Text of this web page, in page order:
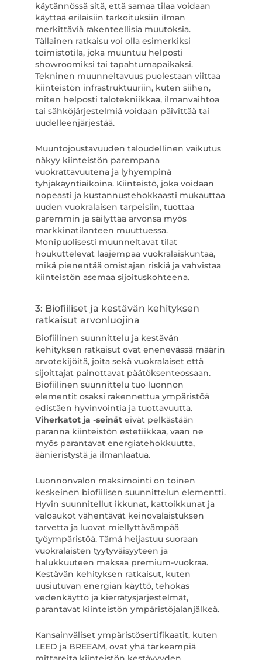
käytännössä sitä, että samaa tilaa voidaan
käyttää erilaisiin tarkoituksiin ilman
merkittäviä rakenteellisia muutoksia.
Tällainen ratkaisu voi olla esimerkiksi
toimistotila, joka muuntuu helposti
showroomiksi tai tapahtumapaikaksi.
Tekninen muunneltavuus puolestaan viittaa
kiinteistön infrastruktuuriin, kuten siihen,
miten helposti talotekniikkaa, ilmanvaihtoa
tai sähköjärjestelmiä voidaan päivittää tai
uudelleenjärjestää.
Muuntojoustavuuden taloudellinen vaikutus
näkyy kiinteistön parempana
vuokrattavuutena ja lyhyempinä
tyhjäkäyntiaikoina. Kiinteistö, joka voidaan
nopeasti ja kustannustehokkaasti mukauttaa
uuden vuokralaisen tarpeisiin, tuottaa
paremmin ja säilyttää arvonsa myös
markkinatilanteen muuttuessa.
Monipuolisesti muunneltavat tilat
houkuttelevat laajempaa vuokralaiskuntaa,
mikä pienentää omistajan riskiä ja vahvistaa
kiinteistön asemaa sijoituskohteena.
3: Biofiiliset ja kestävän kehityksen
ratkaisut arvonluojina
Biofiilinen suunnittelu ja kestävän
kehityksen ratkaisut ovat enenevässä määrin
arvotekijöitä, joita sekä vuokralaiset että
sijoittajat painottavat päätöksenteossaan.
Biofiilinen suunnittelu tuo luonnon
elementit osaksi rakennettua ympäristöä
edistäen hyvinvointia ja tuottavuutta.
Viherkatot ja -seinäteivät pelkästään
paranna kiinteistön estetiikkaa, vaan ne
myös parantavat energiatehokkuutta,
äänieristystä ja ilmanlaatua.
Luonnonvalon maksimointi on toinen
keskeinen biofiilisen suunnittelun elementti.
Hyvin suunnitellut ikkunat, kattoikkunat ja
valoaukot vähentävät keinovalaistuksen
tarvetta ja luovat miellyttävämpää
työympäristöä. Tämä heijastuu suoraan
vuokralaisten tyytyväisyyteen ja
halukkuuteen maksaa premium-vuokraa.
Kestävän kehityksen ratkaisut, kuten
uusiutuvan energian käyttö, tehokas
vedenkäyttö ja kierrätysjärjestelmät,
parantavat kiinteistön ympäristöjalanjälkeä.
Kansainväliset ympäristösertifikaatit, kuten
LEED ja BREEAM, ovat yhä tärkeämpiä